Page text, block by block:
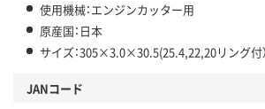
使用機械：エンジンカッター用
原産国：日本
サイズ：305×3.0×30.5(25.4,22,20リング付）
JANコード